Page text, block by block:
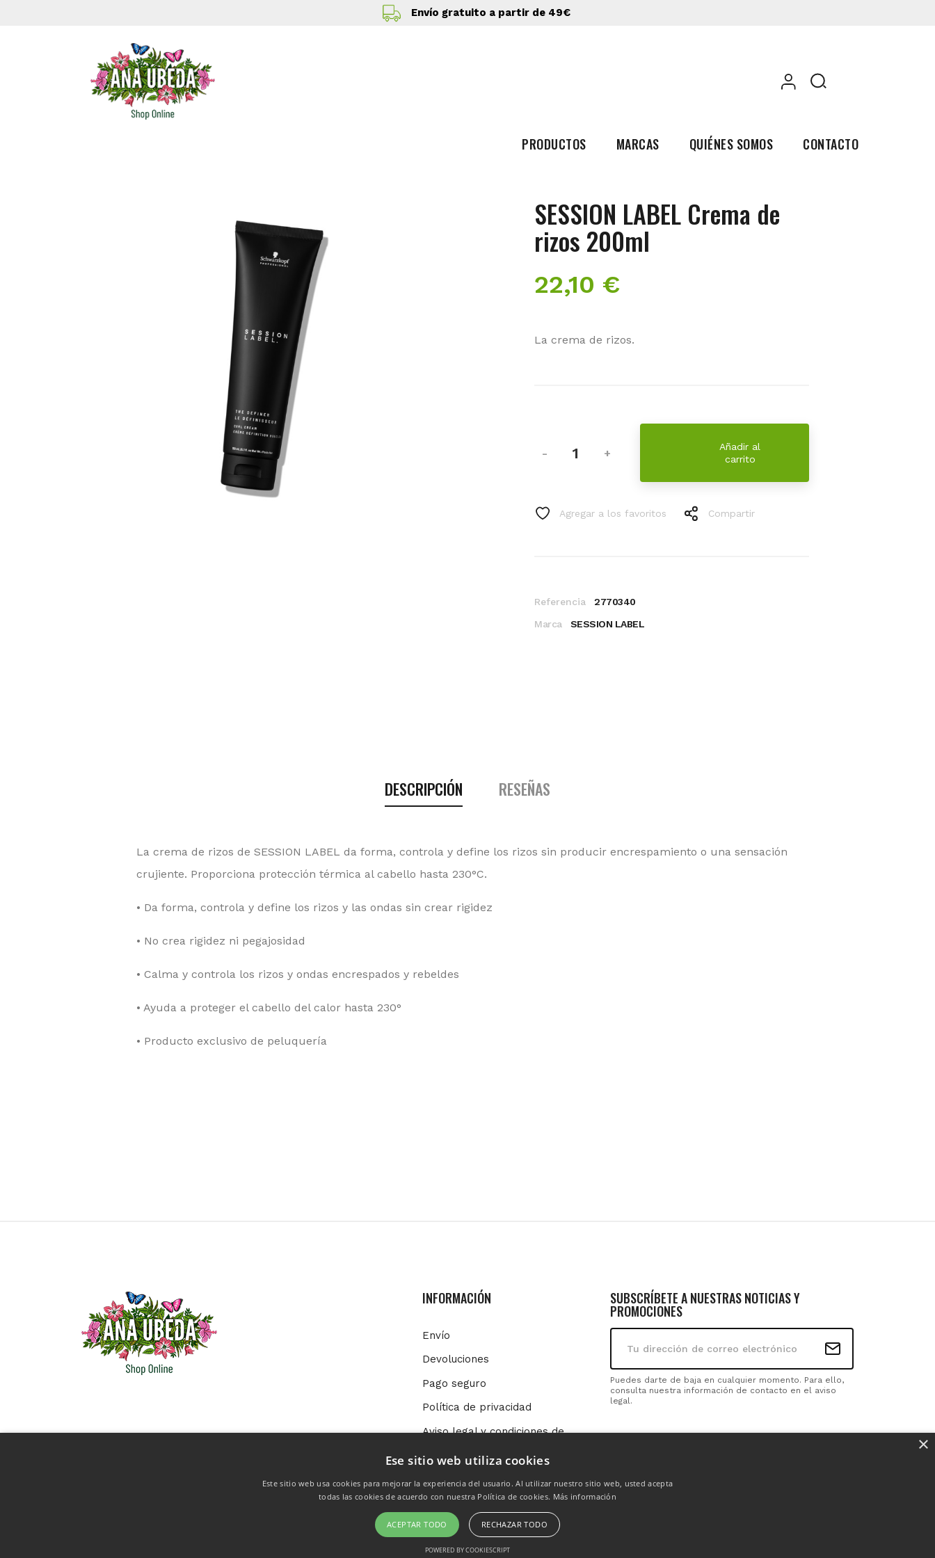
Envío gratuito a partir de 49€
PRODUCTOS MARCAS QUIÉNES SOMOS CONTACTO
SESSION LABEL Crema de
rizos 200ml
22,10 €
La crema de rizos.
- +
Añadir al
carrito
Agregar a los favoritos Compartir
Referencia
2770340
Marca
SESSION LABEL
DESCRIPCIÓN RESEÑAS
La crema de rizos de SESSION LABEL da forma, controla y define los rizos sin producir encrespamiento o una sensación
crujiente. Proporciona protección térmica al cabello hasta 230°C.
• Da forma, controla y define los rizos y las ondas sin crear rigidez
• No crea rigidez ni pegajosidad
• Calma y controla los rizos y ondas encrespados y rebeldes
• Ayuda a proteger el cabello del calor hasta 230°
• Producto exclusivo de peluquería
INFORMACIÓN
Envío
Devoluciones
Pago seguro
Política de privacidad
Aviso legal y condiciones de
SUBSCRÍBETE A NUESTRAS NOTICIAS Y
PROMOCIONES
Puedes darte de baja en cualquier momento. Para ello,
consulta nuestra información de contacto en el aviso
legal.
×
Ese sitio web utiliza cookies
Este sitio web usa cookies para mejorar la experiencia del usuario. Al utilizar nuestro sitio web, usted acepta
todas las cookies de acuerdo con nuestra Política de cookies. Más información
ACEPTAR TODO RECHAZAR TODO
POWERED BY COOKIESCRIPT